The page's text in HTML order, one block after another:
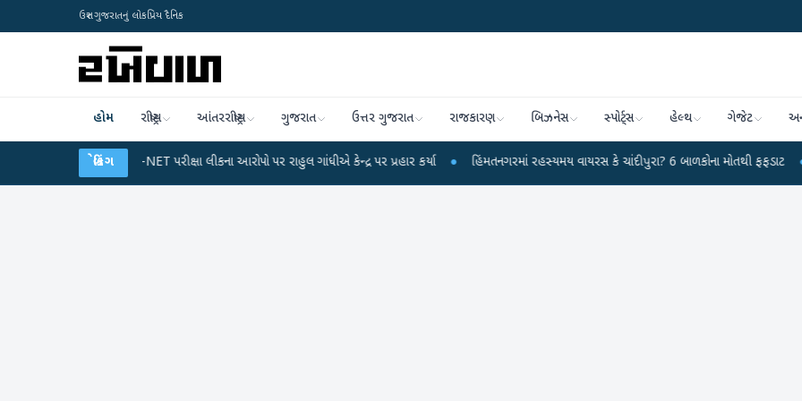
ઉત્તર ગુજરાતનું લોકપ્રિય દૈનિક
હોમ રાષ્ટ્રીય આંતરરાષ્ટ્રીય ગુજરાત ઉત્તર ગુજરાત રાજકારણ બિઝનેસ સ્પોર્ટ્સ હેલ્થ ગેજેટ
બ્રેકિંગ
UGC-NET પરીક્ષા લીકના આરોપો પર રાહુલ ગાંધીએ કેન્દ્ર પર પ્રહાર કર્યા ● હિંમતનગરમાં રહસ્યમય વાયરસ કે ચાંદીપુરા? 6 બાળકોના મોતથી ફફડાટ ● હવામાન